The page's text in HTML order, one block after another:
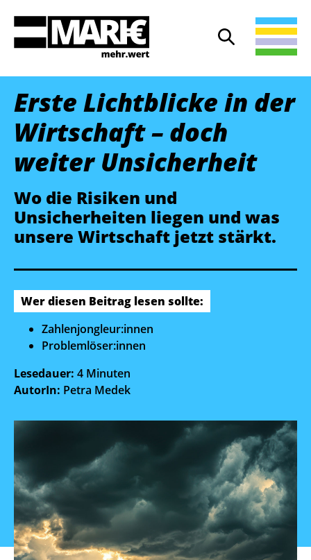
Suche öffnen
Suche
Erste Lichtblicke in der
Wirtschaft – doch
weiter Unsicherheit
Wo die Risiken und
Unsicherheiten liegen und was
unsere Wirtschaft jetzt stärkt.
Wer diesen Beitrag lesen sollte:
Zahlenjongleur:innen
Problemlöser:innen
Lesedauer: 4 Minuten
AutorIn: Petra Medek